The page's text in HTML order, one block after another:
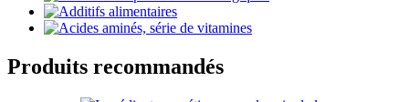
Produits recommandés